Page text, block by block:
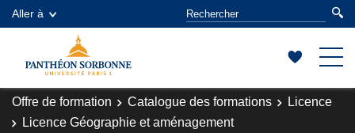
Aller à
Offre de formation Catalogue des formations
Licence
Licence Géographie et aménagement